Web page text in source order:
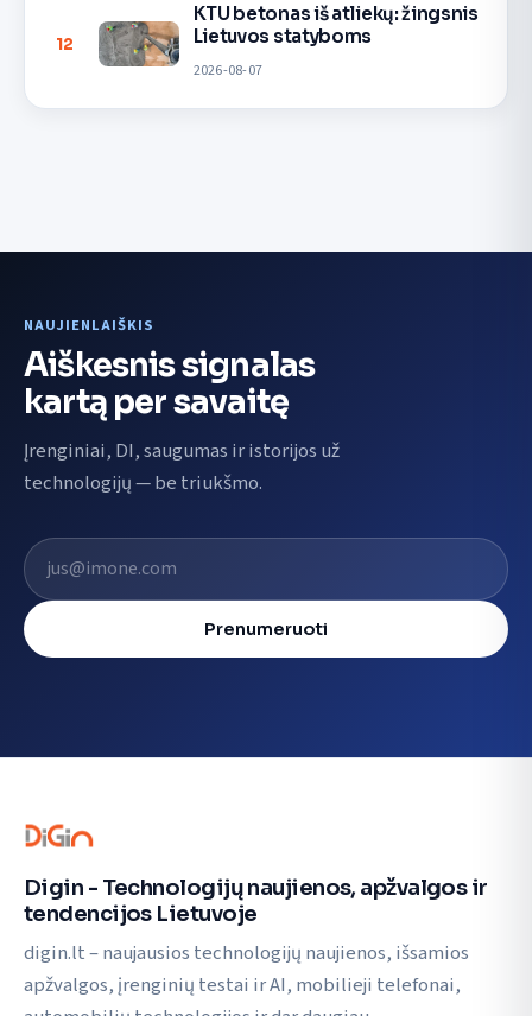
12
KTU betonas iš atliekų: žingsnis
Lietuvos statyboms
2026-08-07
NAUJIENLAIŠKIS
Aiškesnis signalas
kartą per savaitę
Įrenginiai, DI, saugumas ir istorijos už
technologijų — be triukšmo.
El. pašto adresas
Prenumeruoti
Digin - Technologijų naujienos, apžvalgos ir
tendencijos Lietuvoje
digin.lt – naujausios technologijų naujienos, išsamios
apžvalgos, įrenginių testai ir AI, mobilieji telefonai,